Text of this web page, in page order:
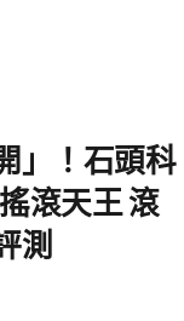
」！石頭科
滾天王 滾
測